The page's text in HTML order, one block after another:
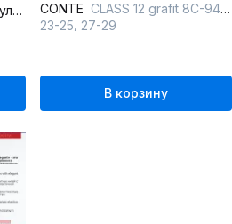
Серые плотные чулки из мультифиламента с резинкой
CONTE CLASS 12 grafit 8С-94СП CONTE CLASS 12
23-25 27-29
В корзину